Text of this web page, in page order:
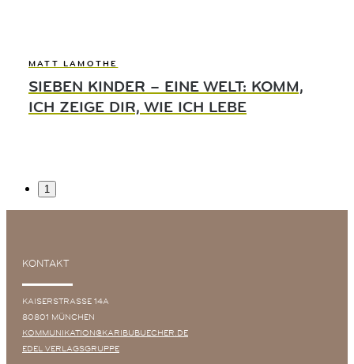
MATT LAMOTHE
SIEBEN KINDER – EINE WELT: KOMM,
ICH ZEIGE DIR, WIE ICH LEBE
1
KONTAKT
KAISERSTRASSE 14A
80801 MÜNCHEN
KOMMUNIKATION@KARIBUBUECHER.DE
EDEL VERLAGSGRUPPE